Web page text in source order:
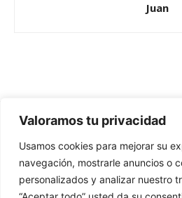
Valoramos tu privacidad
Usamos cookies para mejorar su
navegación, mostrarle anuncios o
personalizados y analizar nuestro
Juan
Redes Cristianas
Una mirada alternativa sobre la Iglesia
- Colectivos de Redes Cristianas